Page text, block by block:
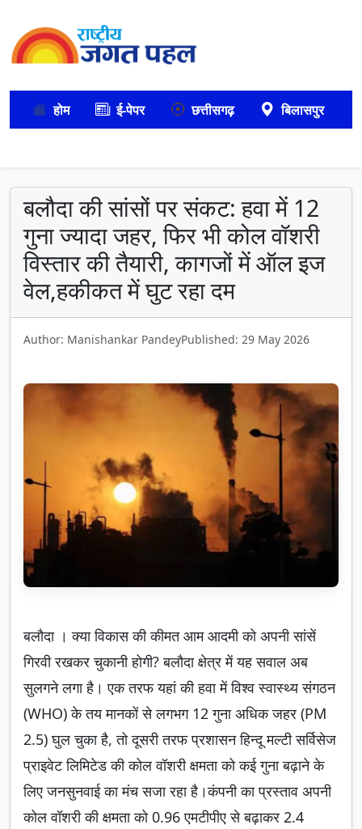
होम ई-पेपर छत्तीसगढ़ बिलासपुर
बलौदा की सांसों पर संकट: हवा में 12
गुना ज्यादा जहर, फिर भी कोल वॉशरी
विस्तार की तैयारी, कागजों में ऑल इज
वेल,हकीकत में घुट रहा दम
Author: Manishankar PandeyPublished: 29 May 2026
बलौदा । क्या विकास की कीमत आम आदमी को अपनी सांसें
गिरवी रखकर चुकानी होगी? बलौदा क्षेत्र में यह सवाल अब
सुलगने लगा है। एक तरफ यहां की हवा में विश्व स्वास्थ्य संगठन
(WHO) के तय मानकों से लगभग 12 गुना अधिक जहर (PM
2.5) घुल चुका है, तो दूसरी तरफ प्रशासन हिन्दू मल्टी सर्विसेज
प्राइवेट लिमिटेड की कोल वॉशरी क्षमता को कई गुना बढ़ाने के
लिए जनसुनवाई का मंच सजा रहा है।कंपनी का प्रस्ताव अपनी
कोल वॉशरी की क्षमता को 0.96 एमटीपीए से बढ़ाकर 2.4